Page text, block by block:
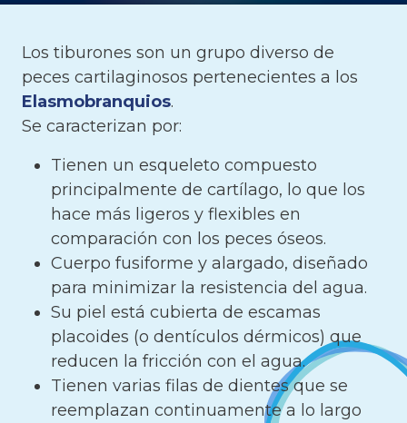
Los tiburones son un grupo diverso de
peces cartilaginosos pertenecientes a los
Elasmobranquios.
Se caracterizan por:
Tienen un esqueleto compuesto
principalmente de cartílago, lo que los
hace más ligeros y flexibles en
comparación con los peces óseos.
Cuerpo fusiforme y alargado, diseñado
para minimizar la resistencia del agua.
Su piel está cubierta de escamas
placoides (o dentículos dérmicos) que
reducen la fricción con el agua.
Tienen varias filas de dientes que se
reemplazan continuamente a lo largo